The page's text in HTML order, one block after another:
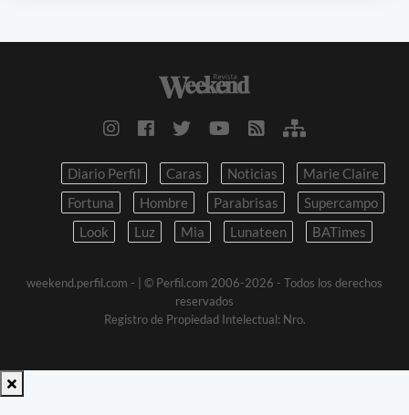
Diario Perfil Caras Noticias
Marie Claire
Fortuna
Hombre Parabrisas
Supercampo
Look
Luz Mia Lunateen BATimes
weekend.perfil.com -
| © Perfil.com 2006-2026 - Todos los derechos
reservados
Registro de Propiedad Intelectual: Nro.